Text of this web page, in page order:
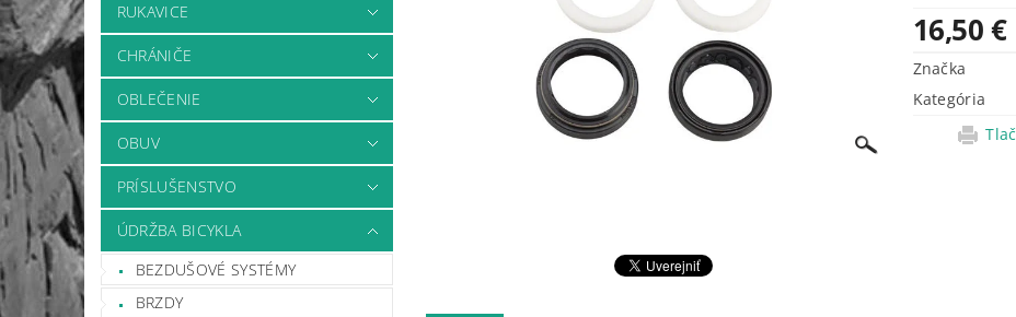
RUKAVICE
CHRÁNIČE
OBLEČENIE
OBUV
PRÍSLUŠENSTVO
ÚDRŽBA BICYKLA
BEZDUŠOVÉ SYSTÉMY
BRZDY
16,50 €
Značka
Kategória
Tlač